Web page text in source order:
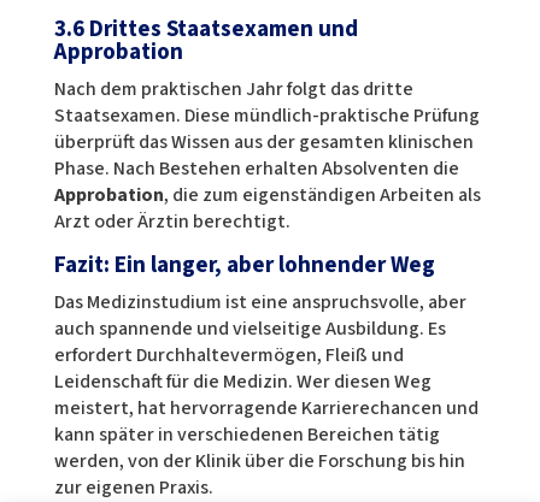
3.6 Drittes Staatsexamen und
Approbation
Nach dem praktischen Jahr folgt das dritte
Staatsexamen. Diese mündlich-praktische Prüfung
überprüft das Wissen aus der gesamten klinischen
Phase. Nach Bestehen erhalten Absolventen die
Approbation, die zum eigenständigen Arbeiten als
Arzt oder Ärztin berechtigt.
Fazit: Ein langer, aber lohnender Weg
Das Medizinstudium ist eine anspruchsvolle, aber
auch spannende und vielseitige Ausbildung. Es
erfordert Durchhaltevermögen, Fleiß und
Leidenschaft für die Medizin. Wer diesen Weg
meistert, hat hervorragende Karrierechancen und
kann später in verschiedenen Bereichen tätig
werden, von der Klinik über die Forschung bis hin
zur eigenen Praxis.